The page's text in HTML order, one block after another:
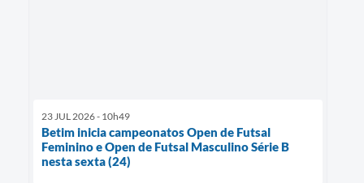
23 JUL 2026 - 10h49
Betim inicia campeonatos Open de Futsal
Feminino e Open de Futsal Masculino Série B
nesta sexta (24)